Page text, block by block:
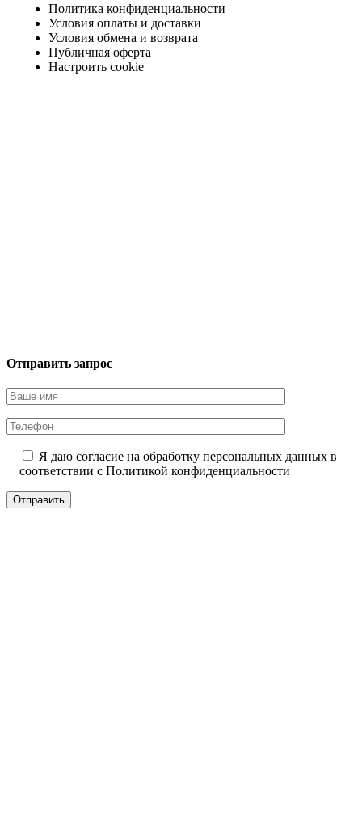
Политика конфиденциальности
Условия оплаты и доставки
Условия обмена и возврата
Публичная оферта
Настроить cookie
Отправить запрос
Я даю согласие на обработку персональных данных в
соответствии с Политикой конфиденциальности